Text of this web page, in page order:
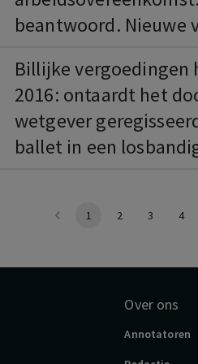
beantwoord. Nieuwe
Billijke vergoedingen
2016: ontaardt het
wetgever
ballet in een
1 2 3 4
Over ons
Annotatoren